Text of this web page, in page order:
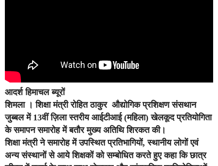
आदर्श हिमाचल ब्यूरों
शिमला । शिक्षा मंत्री रोहित ठाकुर औद्योगिक प्रशिक्षण संसथान
जुब्बल में 13वीं ज़िला स्तरीय आईटीआई (महिला) खेलकूद प्रतियोगिता
के समापन समारोह में बतौर मुख्य अतिथि शिरकत की।
शिक्षा मंत्री ने समारोह में उपस्थित प्रतिभागियों, स्थानीय लोगों एवं
अन्य संस्थानों से आये शिक्षकों को सम्बोधित करते हुए कहा कि छात्र